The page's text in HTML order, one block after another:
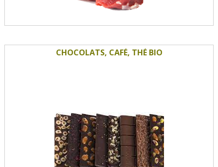
CHOCOLATS, CAFÉ, THÉ BIO